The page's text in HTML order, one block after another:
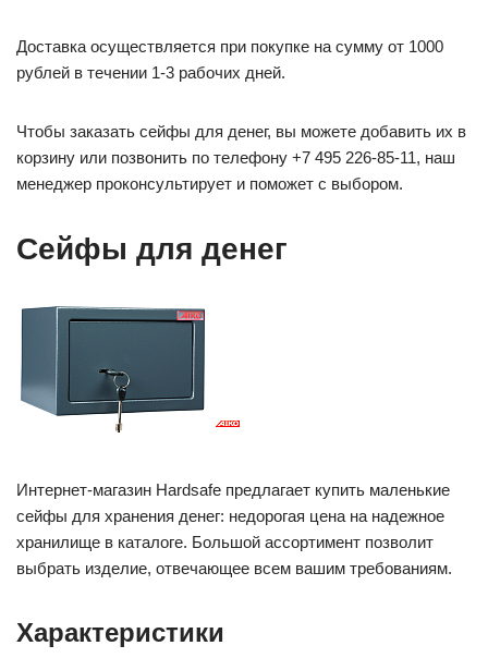
Доставка осуществляется при покупке на сумму от 1000
рублей в течении 1-3 рабочих дней.
Чтобы заказать сейфы для денег, вы можете добавить их в
корзину или позвонить по телефону +7 495 226-85-11, наш
менеджер проконсультирует и поможет с выбором.
Сейфы для денег
Интернет-магазин Hardsafe предлагает купить маленькие
сейфы для хранения денег: недорогая цена на надежное
хранилище в каталоге. Большой ассортимент позволит
выбрать изделие, отвечающее всем вашим требованиям.
Характеристики